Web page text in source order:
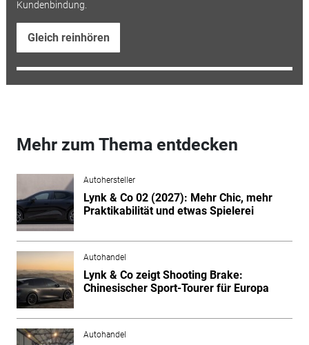
Kundenbindung.
Gleich reinhören
Mehr zum Thema entdecken
Autohersteller
Lynk & Co 02 (2027): Mehr Chic, mehr
Praktikabilität und etwas Spielerei
Autohandel
Lynk & Co zeigt Shooting Brake:
Chinesischer Sport-Tourer für Europa
Autohandel